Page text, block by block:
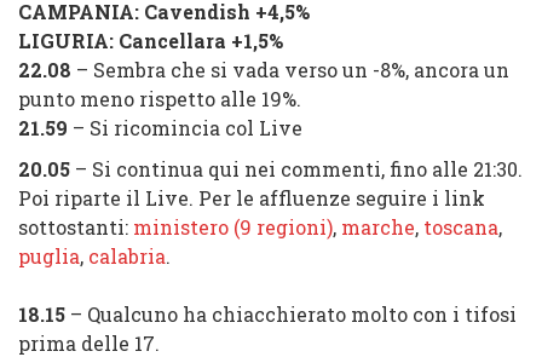
CAMPANIA: Cavendish +4,5%
LIGURIA: Cancellara +1,5%
22.08 – Sembra che si vada verso un -8%, ancora un
punto meno rispetto alle 19%.
21.59 – Si ricomincia col Live
20.05 – Si continua qui nei commenti, fino alle 21:30.
Poi riparte il Live. Per le affluenze seguire i link
sottostanti: ministero (9 regioni), marche, toscana,
puglia, calabria.
18.15 – Qualcuno ha chiacchierato molto con i tifosi
prima delle 17.